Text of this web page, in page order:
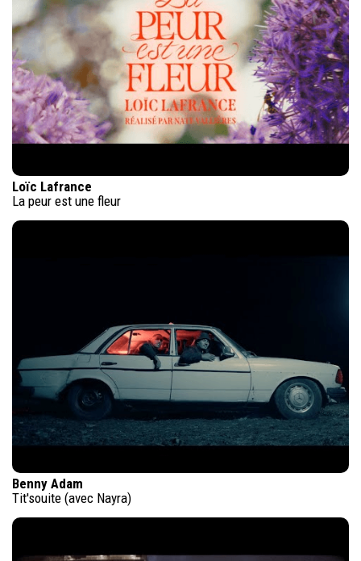
Loïc Lafrance
La peur est une fleur
Benny Adam
Tit'souite (avec Nayra)